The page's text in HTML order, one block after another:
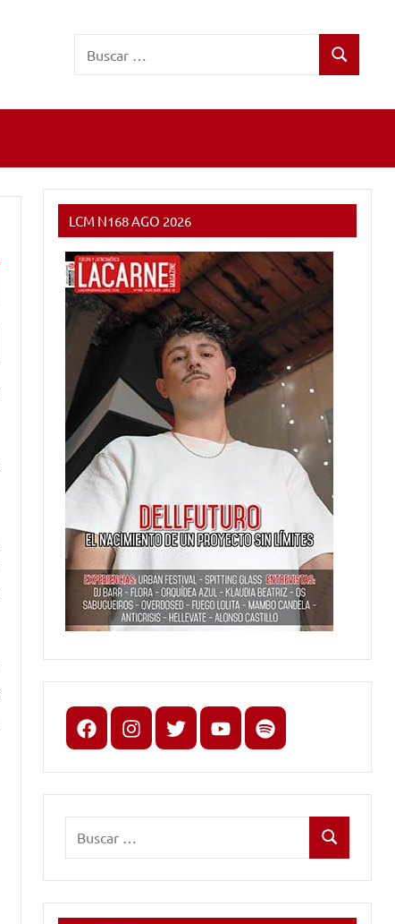
Buscar
LCM N168 AGO 2026
FacebookInstagram
X youtubespotify
Buscar